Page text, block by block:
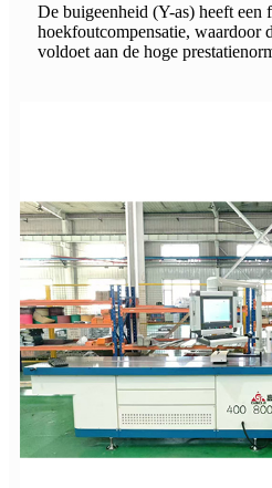
De buigeenheid (Y-as) heeft een
hoekfoutcompensatie, waardoor
voldoet aan de hoge